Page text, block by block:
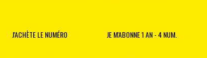
J'ACHÈTE LE NUMÉRO JE M'ABONNE 1 AN - 4 NUM.